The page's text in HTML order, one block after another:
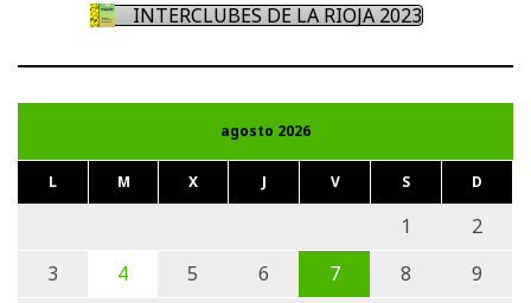
INTERCLUBES DE LA RIOJA 2023
agosto 2026
L M X J V S D
1
2
3
4 5 6 7 8
9